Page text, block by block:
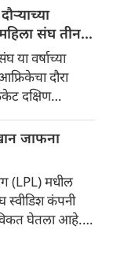
तुम्ही तो
मोबाईलवर थेट
संघ तीन
या वर्षाच्या
दौरा
दक्षिण
भारतीय
दौऱ्यावर एक
खेळणार आहे.
जाफना
(LPL) मधील
स्वीडिश कंपनी
घेतला आहे.